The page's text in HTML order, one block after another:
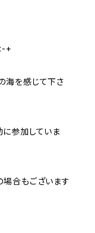
+
海を感じて下さ
参加していま
合もございます